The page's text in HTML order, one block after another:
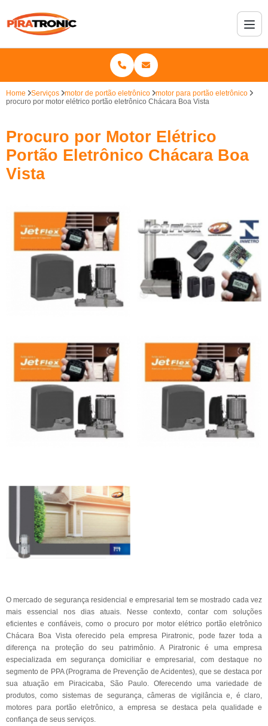
Home Serviços motor de portão eletrônico
motor para portão eletrônico
procuro por motor elétrico portão eletrônico Chácara Boa Vista
Procuro por Motor Elétrico
Portão Eletrônico Chácara Boa
Vista
O mercado de segurança residencial e empresarial tem se mostrado cada vez
mais essencial nos dias atuais. Nesse contexto, contar com soluções
eficientes e confiáveis, como o procuro por motor elétrico portão eletrônico
Chácara Boa Vista oferecido pela empresa Piratronic, pode fazer toda a
diferença na proteção do seu patrimônio. A Piratronic é uma empresa
especializada em segurança domiciliar e empresarial, com destaque no
segmento de PPA (Programa de Prevenção de Acidentes), que se destaca por
sua atuação em Piracicaba, São Paulo. Oferecendo uma variedade de
produtos, como sistemas de segurança, câmeras de vigilância e, é claro,
motores para portão eletrônico, a empresa se destaca pela qualidade e
confiança de seus serviços.